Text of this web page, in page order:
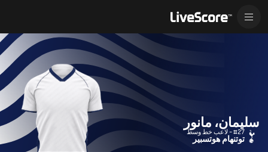
سليمان، مانور
#27 - لاعب خط وسط
توتنهام هوتسبير